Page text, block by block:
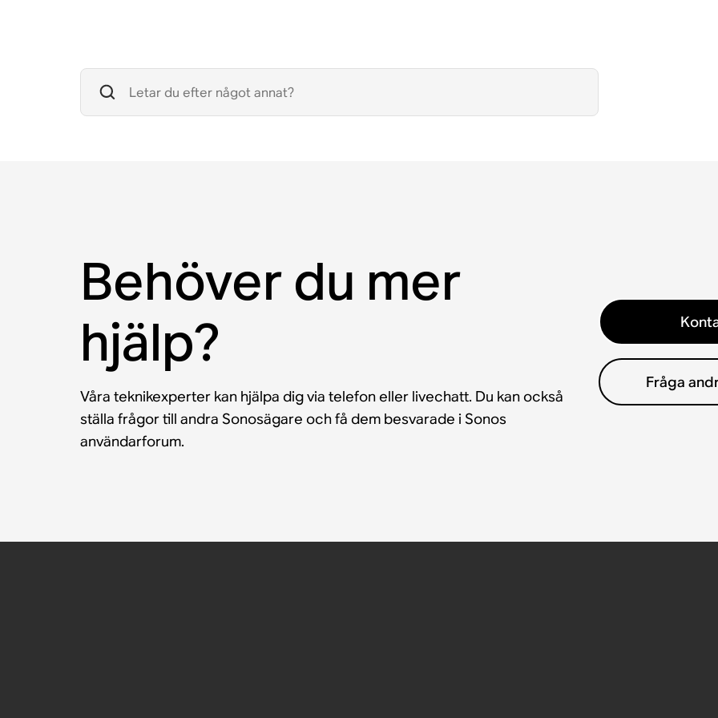
Behöver du mer
hjälp?
Våra teknikexperter kan hjälpa dig via telefon eller livechatt. Du kan också
ställa frågor till andra Sonosägare och få dem besvarade i Sonos
användarforum.
Fråga